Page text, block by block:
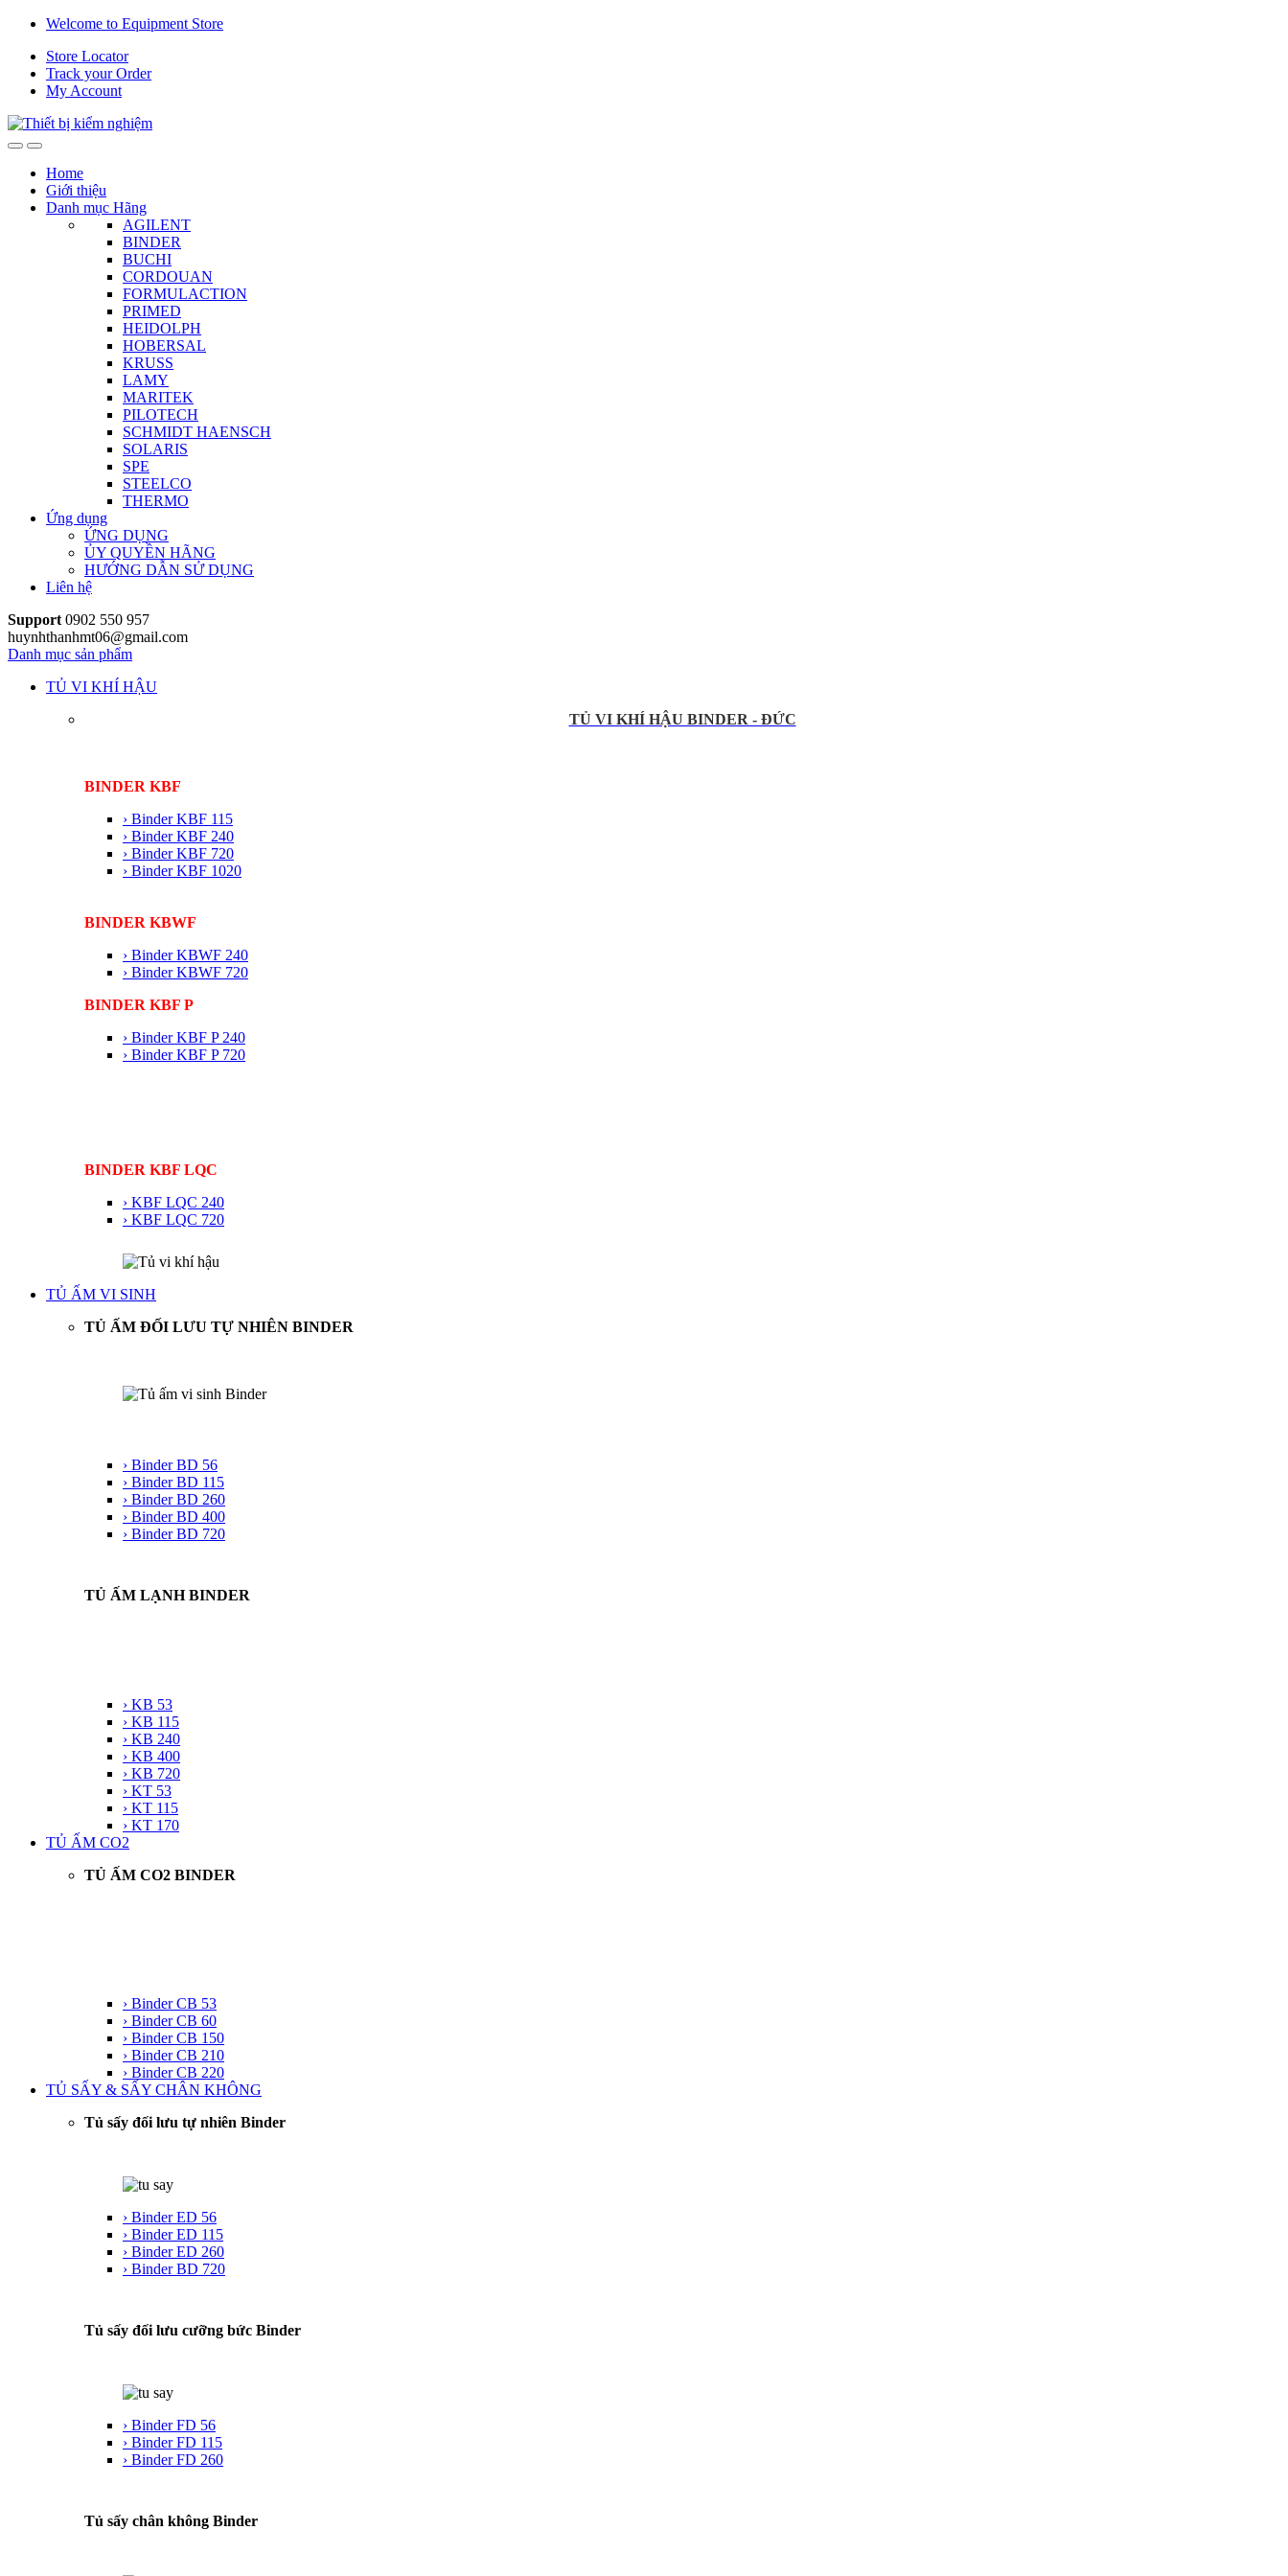
Skip
navigation
Skip
content
Welcome to Equipment Store
Store Locator
Track your Order
My Account
Home
Giới thiệu
Danh mục Hãng
AGILENT
BINDER
BUCHI
CORDOUAN
FORMULACTION
PRIMED
HEIDOLPH
HOBERSAL
KRUSS
LAMY
MARITEK
PILOTECH
SCHMIDT HAENSCH
SOLARIS
SPE
STEELCO
THERMO
Ứng dụng
ỨNG DỤNG
ỦY QUYỀN HÃNG
HƯỚNG DẪN SỬ DỤNG
Liên hệ
Support 0902 550 957
huynhthanhmt06@gmail.com
Danh mục sản phẩm
TỦ VI KHÍ HẬU
TỦ VI KHÍ HẬU BINDER - ĐỨC
BINDER KBF
› Binder KBF 115
› Binder KBF 240
› Binder KBF 720
› Binder KBF 1020
BINDER KBWF
› Binder KBWF 240
› Binder KBWF 720
BINDER KBF P
› Binder KBF P 240
› Binder KBF P 720
BINDER KBF LQC
› KBF LQC 240
› KBF LQC 720
TỦ ẤM VI SINH
TỦ ẤM ĐỐI LƯU TỰ NHIÊN BINDER
› Binder BD 56
› Binder BD 115
› Binder BD 260
› Binder BD 400
› Binder BD 720
TỦ ẤM LẠNH BINDER
› KB 53
› KB 115
› KB 240
› KB 400
› KB 720
› KT 53
› KT 115
› KT 170
TỦ ẤM CO2
TỦ ẤM CO2 BINDER
› Binder CB 53
› Binder CB 60
› Binder CB 150
› Binder CB 210
› Binder CB 220
TỦ SẤY & SẤY CHÂN KHÔNG
Tủ sấy đối lưu tự nhiên Binder
› Binder ED 56
› Binder ED 115
› Binder ED 260
› Binder BD 720
Tủ sấy đối lưu cưỡng bức Binder
› Binder FD 56
› Binder FD 115
› Binder FD 260
Tủ sấy chân không Binder